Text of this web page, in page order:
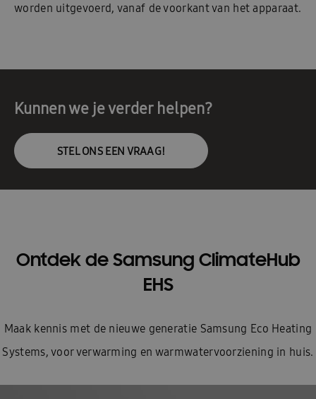
worden uitgevoerd, vanaf de voorkant van het apparaat.
Kunnen we je verder helpen?
STEL ONS EEN VRAAG!
Ontdek de Samsung ClimateHub
EHS
Maak kennis met de nieuwe generatie Samsung Eco Heating
Systems, voor verwarming en warmwatervoorziening in huis.